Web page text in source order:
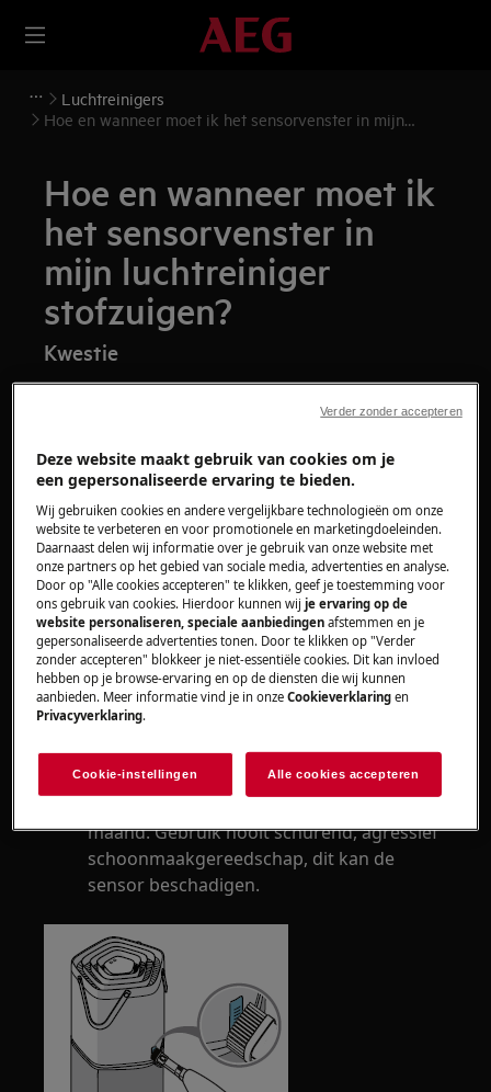
Luchtreinigers
Hoe en wanneer moet ik het sensorvenster in mijn
Hoe en wanneer moet ik
het sensorvenster in
mijn luchtreiniger
stofzuigen?
Kwestie
sensorvenster in mijn luchtreiniger
stofzuigen?
Heeft betrekking op
Luchtreiniger
Oplossing
Stof dat zich ophoopt in de
luchtkwaliteitssensor kan resulteren in
onjuiste sensorwaarden en de prestaties
nadelig beïnvloeden. Gebruik een
stofzuiger met een zachte borstel om stof
te verwijderen dat zich in dit gebied kan
maand. Gebruik nooit schurend, agressief
schoonmaakgereedschap, dit kan de
sensor beschadigen.
Deze website maakt gebruik van cookies om je
een gepersonaliseerde ervaring te bieden.
Wij gebruiken cookies en andere vergelijkbare technologieën om onze
website te verbeteren en voor promotionele en marketingdoeleinden.
Daarnaast delen wij informatie over je gebruik van onze website met
onze partners op het gebied van sociale media, advertenties en analyse.
Door op "Alle cookies accepteren" te klikken, geef je toestemming voor
ons gebruik van cookies. Hierdoor kunnen wijje ervaring op de
website personaliseren, speciale aanbiedingen afstemmen en je
gepersonaliseerde advertenties tonen. Door te klikken op "Verder
zonder accepteren" blokkeer je niet-essentiële cookies. Dit kan invloed
hebben op je browse-ervaring en op de diensten die wij kunnen
aanbieden. Meer informatie vind je in onzeCookieverklaring en
Privacyverklaring.
Cookie-instellingen Alle cookies accepteren
Verder zonder accepteren